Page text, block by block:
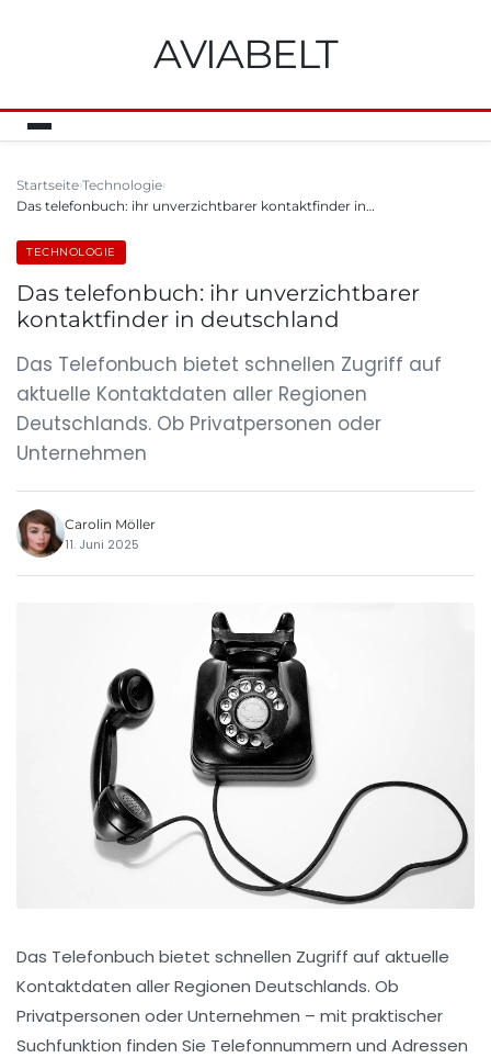
AVIABELT
Startseite Technologie
Das telefonbuch: ihr unverzichtbarer kontaktfinder in…
TECHNOLOGIE
Das telefonbuch: ihr unverzichtbarer
kontaktfinder in deutschland
Das Telefonbuch bietet schnellen Zugriff auf
aktuelle Kontaktdaten aller Regionen
Deutschlands. Ob Privatpersonen oder
Unternehmen
Carolin Möller
11. Juni 2025
Das Telefonbuch bietet schnellen Zugriff auf aktuelle
Kontaktdaten aller Regionen Deutschlands. Ob
Privatpersonen oder Unternehmen – mit praktischer
Suchfunktion finden Sie Telefonnummern und Adressen